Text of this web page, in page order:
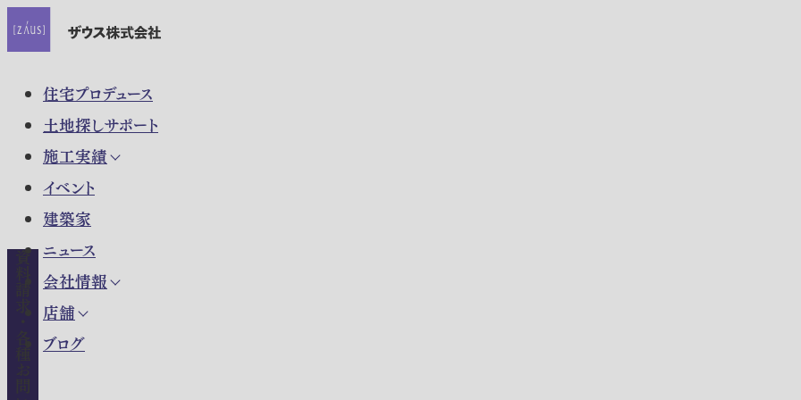
住宅プロデュース
土地探しサポート
施工実績
イベント
建築家
ニュース
会社情報
店舗
ブログ